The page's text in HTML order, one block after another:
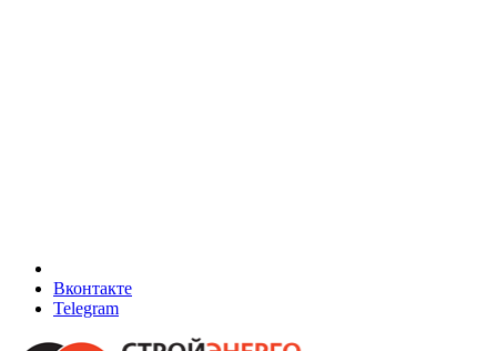
Вконтакте
Telegram